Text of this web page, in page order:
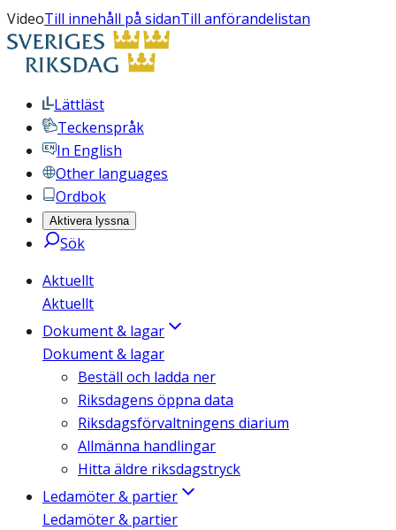
VideoTill innehåll på sidanTill anförandelistan
Lättläst
Teckenspråk
In English
Other languages
Ordbok
Aktivera lyssna
Sök
Aktuellt
Aktuellt
Dokument & lagar
Dokument & lagar
Beställ och ladda ner
Riksdagens öppna data
Riksdagsförvaltningens diarium
Allmänna handlingar
Hitta äldre riksdagstryck
Ledamöter & partier
Ledamöter & partier